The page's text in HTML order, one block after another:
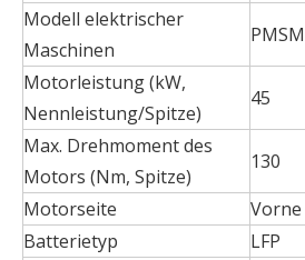
Modell elektrischer
Maschinen
PMSM
Motorleistung (kW,
Nennleistung/Spitze)
45
Max. Drehmoment des
Motors (Nm, Spitze)
130
Motorseite
Vorne
Batterietyp
LFP